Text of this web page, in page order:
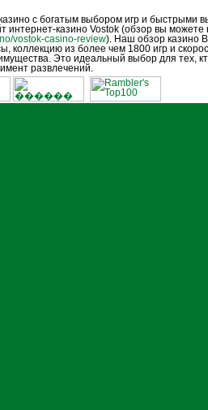
с богатым выбором игр и быстрыми
интернет-казино Vostok (обзор вы можете
vostok-casino-review). Наш обзор казино
коллекцию из более чем 1800 игр и
Это идеальный выбор для тех,
развлечений.